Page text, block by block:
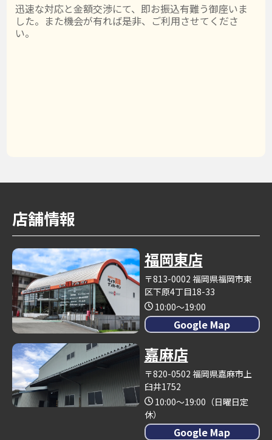
迅速な対応と金額交渉にて、即お振込有難う御座いま
した。また機会が有れば是非、ご利用させてくださ
い。
店舗情報
福岡東店
〒813-0002 福岡県福岡市東
区下原4丁目18-33
10:00～19:00
Google Map
嘉麻店
〒820-0502 福岡県嘉麻市上
臼井1752
10:00～19:00（日曜日定
休）
Google Map